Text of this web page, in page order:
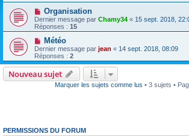
Organisation
Dernier message par Chamy34 « 15 sept. 2018,
Réponses : 15
Météo
Dernier message par jean « 14 sept. 2018, 08:09
Réponses : 2
Nouveau sujet
Marquer les sujets comme lus • 3 sujets •
PERMISSIONS DU FORUM